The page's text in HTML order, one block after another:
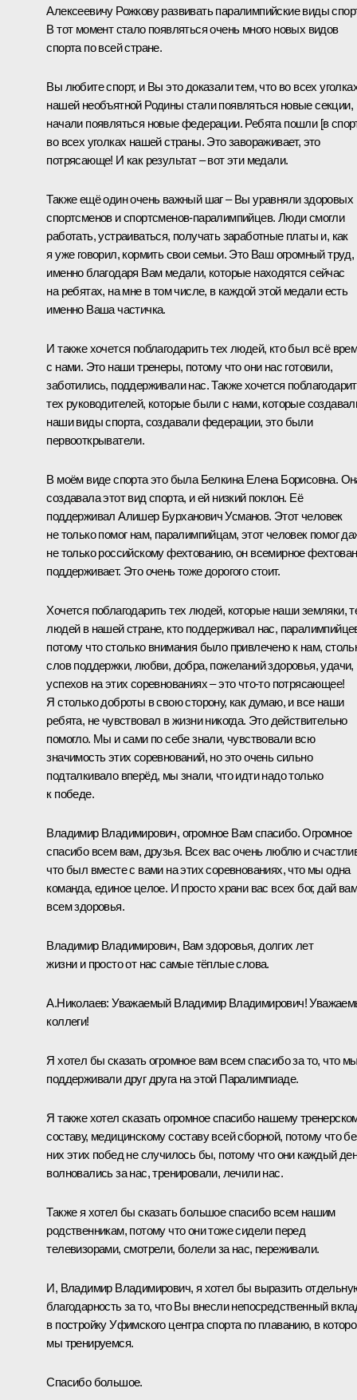
Алексеевичу Рожкову развивать паралимпийские виды
В тот момент стало появляться очень много новых видов
спорта по всей стране.
Вы любите спорт, и Вы это доказали тем, что во всех
нашей необъятной Родины стали появляться новые секции,
начали появляться новые федерации. Ребята пошли [в
во всех уголках нашей страны. Это завораживает, это
потрясающе! И как результат ‒ вот эти медали.
Также ещё один очень важный шаг – Вы уравняли здоровых
спортсменов и спортсменов-паралимпийцев. Люди смогли
работать, устраиваться, получать заработные платы и, как
я уже говорил, кормить свои семьи. Это Ваш огромный труд,
именно благодаря Вам медали, которые находятся сейчас
на ребятах, на мне в том числе, в каждой этой медали есть
именно Ваша частичка.
И также хочется поблагодарить тех людей, кто был всё
с нами. Это наши тренеры, потому что они нас готовили,
заботились, поддерживали нас. Также хочется
тех руководителей, которые были с нами, которые
наши виды спорта, создавали федерации, это были
первооткрыватели.
В моём виде спорта это была Белкина Елена Борисовна.
создавала этот вид спорта, и ей низкий поклон. Её
поддерживал Алишер Бурханович Усманов. Этот человек
не только помог нам, паралимпийцам, этот человек помог
не только российскому фехтованию, он всемирное
поддерживает. Это очень тоже дорогого стоит.
Хочется поблагодарить тех людей, которые наши земляки,
людей в нашей стране, кто поддерживал нас,
потому что столько внимания было привлечено к нам,
слов поддержки, любви, добра, пожеланий здоровья, удачи,
успехов на этих соревнованиях ‒ это что-то потрясающее!
Я столько доброты в свою сторону, как думаю, и все наши
ребята, не чувствовал в жизни никогда. Это действительно
помогло. Мы и сами по себе знали, чувствовали всю
значимость этих соревнований, но это очень сильно
подталкивало вперёд, мы знали, что идти надо только
к победе.
Владимир Владимирович, огромное Вам спасибо. Огромное
спасибо всем вам, друзья. Всех вас очень люблю и
что был вместе с вами на этих соревнованиях, что мы одна
команда, единое целое. И просто храни вас всех бог, дай вам
всем здоровья.
Владимир Владимирович, Вам здоровья, долгих лет
жизни и просто от нас самые тёплые слова.
А.Николаев: Уважаемый Владимир Владимирович!
коллеги!
Я хотел бы сказать огромное вам всем спасибо за то, что
поддерживали друг друга на этой Паралимпиаде.
Я также хотел сказать огромное спасибо нашему
составу, медицинскому составу всей сборной, потому что
них этих побед не случилось бы, потому что они каждый
волновались за нас, тренировали, лечили нас.
Также я хотел бы сказать большое спасибо всем нашим
родственникам, потому что они тоже сидели перед
телевизорами, смотрели, болели за нас, переживали.
И, Владимир Владимирович, я хотел бы выразить
благодарность за то, что Вы внесли непосредственный
в постройку Уфимского центра спорта по плаванию, в
мы тренируемся.
Спасибо большое.